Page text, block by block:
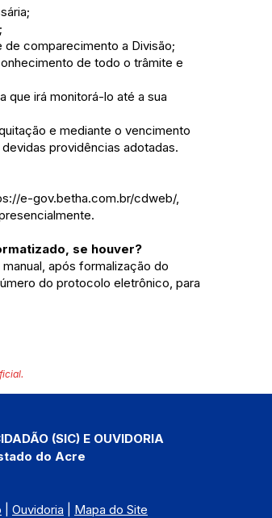
comparecimento a Divisão;
de todo o trâmite e
que irá monitorá-lo até a sua
e mediante o vencimento
providências adotadas.
e-gov.betha.com.br/cdweb/,
se houver?
após formalização do
do protocolo eletrônico, para
(SIC) E OUVIDORIA
do Acre
Ouvidoria Mapa do Site